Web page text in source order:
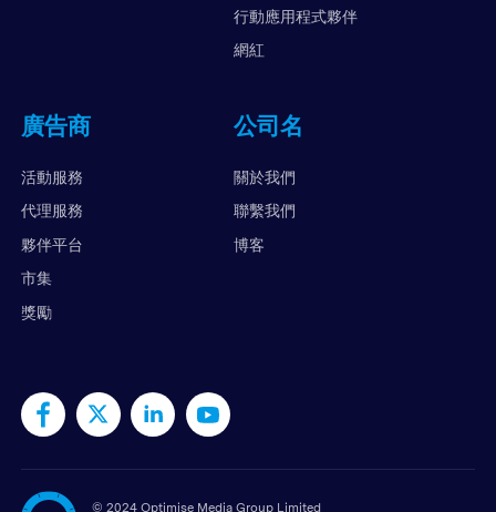
行動應用程式夥伴
網紅
廣告商
活動服務
代理服務
夥伴平台
市集
獎勵
公司名
關於我們
聯繫我們
博客
© 2024 Optimise Media Group Limited